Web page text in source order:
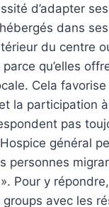
d’adapter
dans
du centre
qu’elles
Cela favorise
la participation
pas
général
personnes
Pour y
avec les